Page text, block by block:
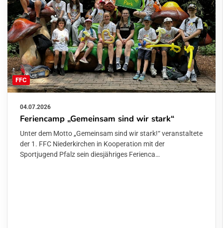
FFC
04.07.2026
Feriencamp „Gemeinsam sind wir stark“
Unter dem Motto „Gemeinsam sind wir stark!“ veranstaltete
der 1. FFC Niederkirchen in Kooperation mit der
Sportjugend Pfalz sein diesjähriges Ferienca…